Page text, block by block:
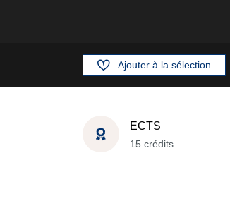
Ajouter à la sélection
ECTS
15 crédits